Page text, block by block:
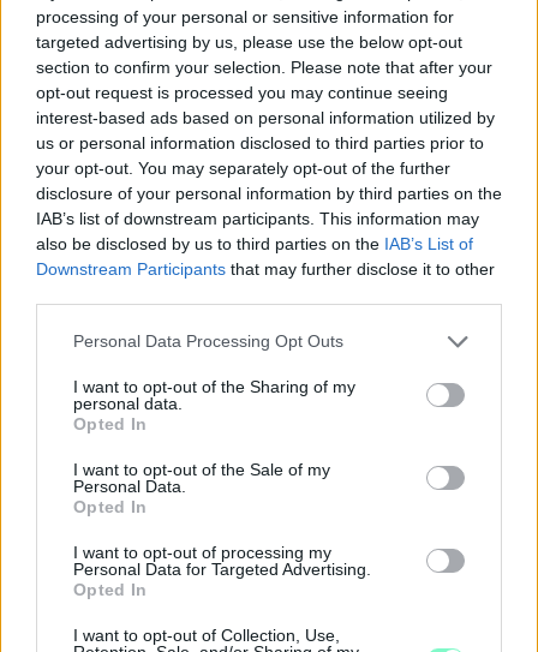
processing of your personal or sensitive information for
targeted advertising by us, please use the below opt-out
section to confirm your selection. Please note that after your
opt-out request is processed you may continue seeing
interest-based ads based on personal information utilized by
us or personal information disclosed to third parties prior to
your opt-out. You may separately opt-out of the further
disclosure of your personal information by third parties on the
IAB’s list of downstream participants. This information may
also be disclosed by us to third parties on the IAB’s List of
Downstream Participants that may further disclose it to other
Please note that this website/app uses one or more Google
not limited to your visit or usage behaviour. You may click to
grant or deny consent to Google and its third-party tags to
use your data for below specified purposes in below Google
consent section.
Personal Data Processing Opt Outs
I want to opt-out of the Sharing of my
personal data.
Opted In
I want to opt-out of the Sale of my
Personal Data.
Opted In
I want to opt-out of processing my
Personal Data for Targeted Advertising.
Opted In
I want to opt-out of Collection, Use,
ÉRMET VÁRNAK A KALAPÁCSVETŐ HALÁSZ
BENCÉTŐL A MA KEZDŐD ATLÉTIKA EURÓPA-
BAJNOKSÁGON
De a másik szombathelyi dobó, Szabados Ármin is szép
helyezést érhet el.
Szólj hozzá!